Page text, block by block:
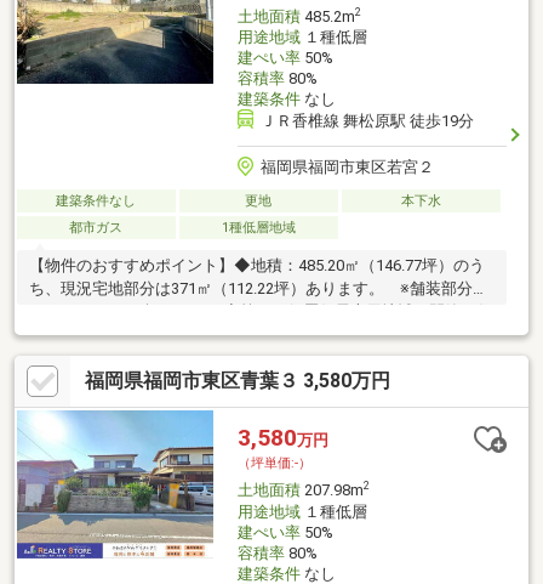
土地面積485.2m2
用途地域１種低層
建ぺい率50%
容積率80%
建築条件なし
ＪＲ香椎線 舞松原駅 徒歩19分
福岡県福岡市東区若宮２
建築条件なし 更地
本下水
都市ガス
1種低層地域
【物件のおすすめポイント】◆地積：485.20㎡（146.77坪）のう
ち、現況宅地部分は371㎡（112.22坪）あります。 ※舗装部分は
宅地なので、小さなお子様がいるご家族も安心して生活できま
す。【交通手段】・JR香椎線「舞松原」駅まで徒歩19分・JR鹿児
島本線「千早」駅までバス10分 西鉄バス「舞松原」停まで徒歩6
分【周辺施設】小学校やスーパーまで徒歩10分圏内です。・福岡
市立若宮小学校まで760m（徒歩10分）・FCO・OP舞松原店まで
740m（徒歩10分）※解体条件：現況渡し
福岡県福岡市東区青葉３ 3,580万円
3,580万円
（坪単価:-）
土地面積207.98m2
用途地域１種低層
建ぺい率50%
容積率80%
建築条件なし